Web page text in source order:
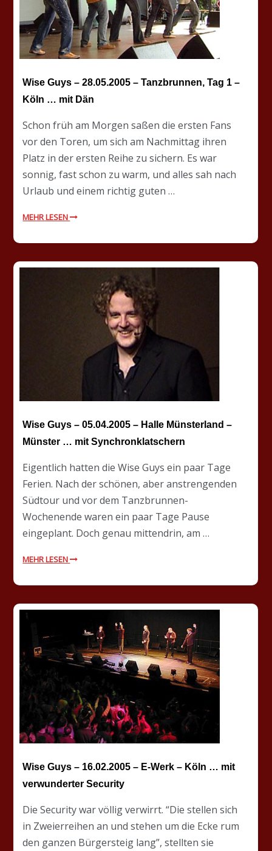
Wise Guys – 28.05.2005 – Tanzbrunnen, Tag 1 –
Köln … mit Dän
Schon früh am Morgen saßen die ersten Fans
vor den Toren, um sich am Nachmittag ihren
Platz in der ersten Reihe zu sichern. Es war
sonnig, fast schon zu warm, und alles sah nach
Urlaub und einem richtig guten …
MEHR LESEN
Wise Guys – 05.04.2005 – Halle Münsterland –
Münster … mit Synchronklatschern
Eigentlich hatten die Wise Guys ein paar Tage
Ferien. Nach der schönen, aber anstrengenden
Südtour und vor dem Tanzbrunnen-
Wochenende waren ein paar Tage Pause
eingeplant. Doch genau mittendrin, am …
MEHR LESEN
Wise Guys – 16.02.2005 – E-Werk – Köln … mit
verwunderter Security
Die Security war völlig verwirrt. “Die stellen sich
in Zweierreihen an und stehen um die Ecke rum
den ganzen Bürgersteig lang”, stellten sie